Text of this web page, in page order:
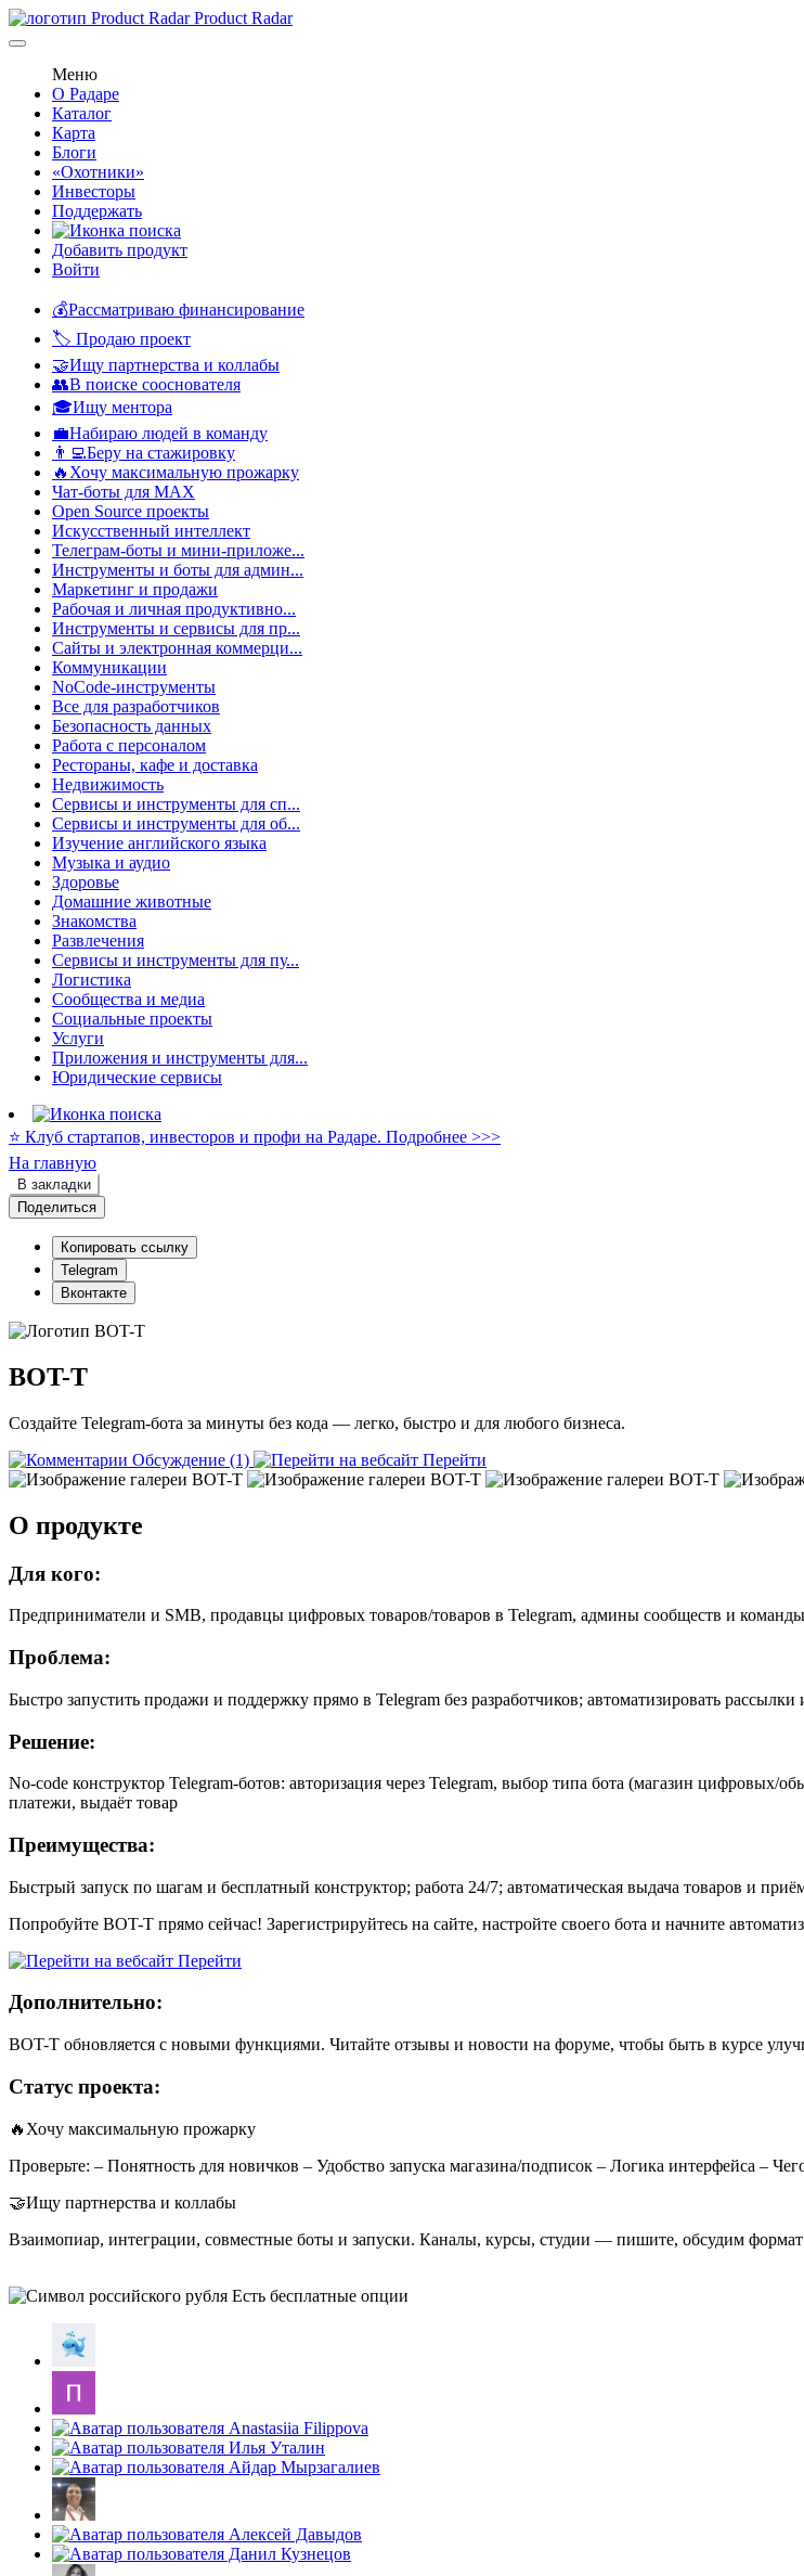
Product Radar
Меню
О Радаре
Каталог
Карта
Блоги
«Охотники»
Инвесторы
Поддержать
Добавить продукт
Войти
💰Рассматриваю финансирование
🏷️ Продаю проект
🤝Ищу партнерства и коллабы
👥В поиске сооснователя
🎓Ищу ментора
💼Набираю людей в команду
👨‍💻Беру на стажировку
🔥Хочу максимальную прожарку
Чат-боты для MAX
Open Source проекты
Искусственный интеллект
Телеграм-боты и мини-приложе...
Инструменты и боты для админ...
Маркетинг и продажи
Рабочая и личная продуктивно...
Инструменты и сервисы для пр...
Сайты и электронная коммерци...
Коммуникации
NoCode-инструменты
Все для разработчиков
Безопасность данных
Работа с персоналом
Рестораны, кафе и доставка
Недвижимость
Сервисы и инструменты для сп...
Сервисы и инструменты для об...
Изучение английского языка
Музыка и аудио
Здоровье
Домашние животные
Знакомства
Развлечения
Сервисы и инструменты для пу...
Логистика
Сообщества и медиа
Социальные проекты
Услуги
Приложения и инструменты для...
Юридические сервисы
⭐️ Клуб стартапов, инвесторов и профи на Радаре. Подробнее >>>
На главную
В закладки
Поделиться
Копировать ссылку
Telegram
Вконтакте
BOT-T
Создайте Telegram-бота за минуты без кода — легко, быстро и для любого бизнеса.
Обсуждение (1)
Перейти
О продукте
Для кого:
Предприниматели и SMB, продавцы цифровых товаров/товаров в Telegram, админы сообществ и
Проблема:
Быстро запустить продажи и поддержку прямо в Telegram без разработчиков; автоматизировать рассылки
Решение:
No-code конструктор Telegram-ботов: авторизация через Telegram, выбор типа бота (магазин цифровых/
платежи, выдаёт товар
Преимущества:
Быстрый запуск по шагам и бесплатный конструктор; работа 24/7; автоматическая выдача товаров и
Попробуйте BOT-T прямо сейчас! Зарегистрируйтесь на сайте, настройте своего бота и начните
Перейти
Дополнительно:
BOT-T обновляется с новыми функциями. Читайте отзывы и новости на форуме, чтобы быть в курсе
Статус проекта:
🔥Хочу максимальную прожарку
Проверьте: – Понятность для новичков – Удобство запуска магазина/подписок – Логика интерфейса –
🤝Ищу партнерства и коллабы
Взаимопиар, интеграции, совместные боты и запуски. Каналы, курсы, студии — пишите, обсудим
Есть бесплатные опции